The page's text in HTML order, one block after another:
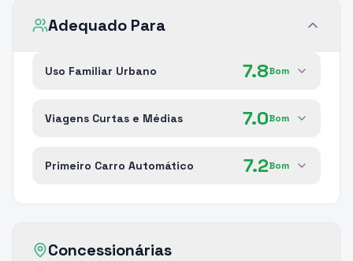
Adequado Para
Uso Familiar Urbano 7.8Bom
Viagens Curtas e Médias 7.0Bom
Primeiro Carro Automático 7.2Bom
Concessionárias